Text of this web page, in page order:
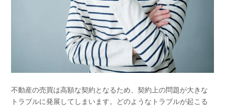
不動産の売買は高額な契約となるため、契約上の問題が大きな
トラブルに発展してしまいます。どのようなトラブルが起こる